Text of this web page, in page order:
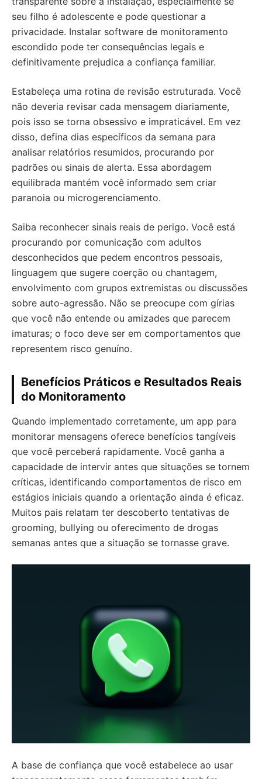
seu filho é adolescente e pode questionar a
privacidade. Instalar software de monitoramento
escondido pode ter consequências legais e
definitivamente prejudica a confiança familiar.
Estabeleça uma rotina de revisão estruturada. Você
não deveria revisar cada mensagem diariamente,
pois isso se torna obsessivo e impraticável. Em vez
disso, defina dias específicos da semana para
analisar relatórios resumidos, procurando por
padrões ou sinais de alerta. Essa abordagem
equilibrada mantém você informado sem criar
paranoia ou microgerenciamento.
Saiba reconhecer sinais reais de perigo. Você está
procurando por comunicação com adultos
desconhecidos que pedem encontros pessoais,
linguagem que sugere coerção ou chantagem,
envolvimento com grupos extremistas ou discussões
sobre auto-agressão. Não se preocupe com gírias
que você não entende ou amizades que parecem
imaturas; o foco deve ser em comportamentos que
representem risco genuíno.
Benefícios Práticos e Resultados Reais
do Monitoramento
Quando implementado corretamente, um app para
monitorar mensagens oferece benefícios tangíveis
que você perceberá rapidamente. Você ganha a
capacidade de intervir antes que situações se tornem
críticas, identificando comportamentos de risco em
estágios iniciais quando a orientação ainda é eficaz.
Muitos pais relatam ter descoberto tentativas de
grooming, bullying ou oferecimento de drogas
semanas antes que a situação se tornasse grave.
A base de confiança que você estabelece ao usar